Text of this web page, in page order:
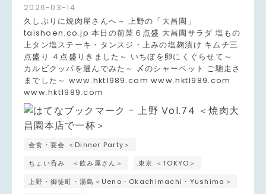
2026-03-14
会食・宴会 ＜Dinner Party＞
ちょい呑み ＜飲み屋さん＞
東京 ＜TOKYO＞
上野・御徒町・湯島＜Ueno・Okachimachi・Yushima＞
久しぶりに焼肉屋さんへ～ 上野の「大昌園」
taishoen.co.jp 本日の前菜６点盛 大昌園サラダ 塩もの
上タン塩ステーキ・タンスジ・上みの塩麹漬け キムチ三
点盛り ４点盛りきました～ いちぼを卵にくぐらせて～
カルビクッパを選んでみた～ 〆のシャーベット ご馳走さ
までした～ www.hkt1989.com www.hkt1989.com
www.hkt1989.com